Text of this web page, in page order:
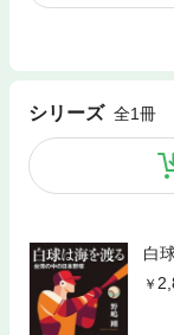
シリーズ 全1冊
白